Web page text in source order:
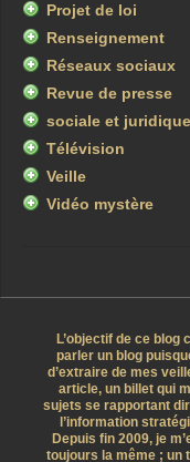
Projet de loi
Renseignement
Réseaux sociaux
Revue de presse
sociale et juridique
Télévision
Veille
Vidéo mystère
L’objectif de ce blog
parler un blog
d’extraire de mes
article, un billet qui
sujets se rapportant
l’information
Depuis fin 2009, je
toujours la même ; un